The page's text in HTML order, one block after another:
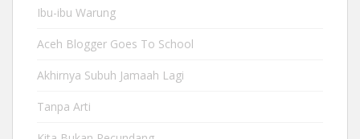
Ibu-ibu Warung
Aceh Blogger Goes To School
Akhirnya Subuh Jamaah Lagi
Tanpa Arti